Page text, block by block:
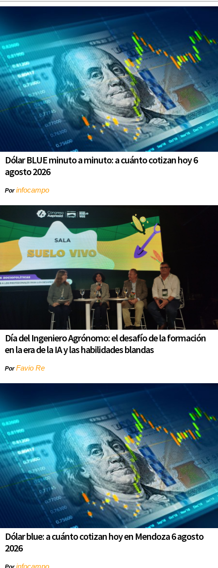
Dólar BLUE minuto a minuto: a cuánto cotizan hoy 6
agosto 2026
Porinfocampo
Día del Ingeniero Agrónomo: el desafío de la formación
en la era de la IA y las habilidades blandas
PorFavio Re
Dólar blue: a cuánto cotizan hoy en Mendoza 6 agosto
2026